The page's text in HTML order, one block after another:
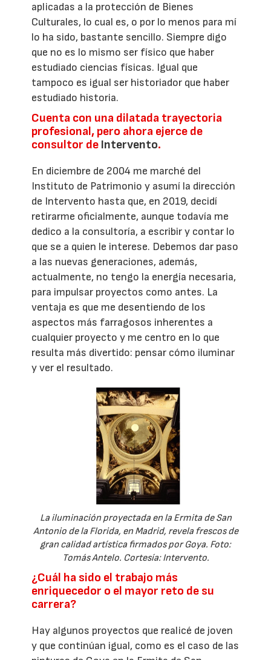
aplicadas a la protección de Bienes
Culturales, lo cual es, o por lo menos para mí
lo ha sido, bastante sencillo. Siempre digo
que no es lo mismo ser físico que haber
estudiado ciencias físicas. Igual que
tampoco es igual ser historiador que haber
estudiado historia.
Cuenta con una dilatada trayectoria
profesional, pero ahora ejerce de
consultor de Intervento.
En diciembre de 2004 me marché del
Instituto de Patrimonio y asumí la dirección
de Intervento hasta que, en 2019, decidí
retirarme oficialmente, aunque todavía me
dedico a la consultoría, a escribir y contar lo
que se a quien le interese. Debemos dar paso
a las nuevas generaciones, además,
actualmente, no tengo la energía necesaria,
para impulsar proyectos como antes. La
ventaja es que me desentiendo de los
aspectos más farragosos inherentes a
cualquier proyecto y me centro en lo que
resulta más divertido: pensar cómo iluminar
y ver el resultado.
La iluminación proyectada en la Ermita de San
Antonio de la Florida, en Madrid, revela frescos de
gran calidad artística firmados por Goya. Foto:
Tomás Antelo. Cortesía: Intervento.
¿Cuál ha sido el trabajo más
enriquecedor o el mayor reto de su
carrera?
Hay algunos proyectos que realicé de joven
y que continúan igual, como es el caso de las